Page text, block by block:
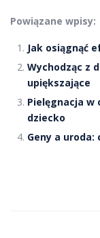
Powiązane wpisy:
Jak osiągnąć
Wychodząc z
upiększające
Pielęgnacja w
dziecko
Geny a uroda: